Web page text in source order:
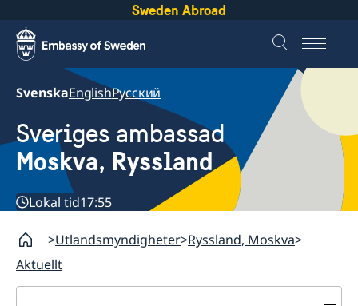
Sweden Abroad
SvenskaEnglishРусский
Sveriges ambassad
Moskva, Ryssland
Lokal tid17:55
Utlandsmyndigheter Ryssland, Moskva
Aktuellt